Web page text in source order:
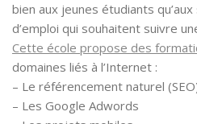
bien aux jeunes étudiants
d’emploi qui souhaitent suivre
Cette école propose des
domaines liés à l’Internet :
– Le référencement naturel
– Les Google Adwords